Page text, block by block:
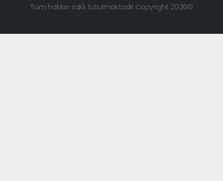
Tüm hakları saklı tutulmaktadır.Copyright 2026©